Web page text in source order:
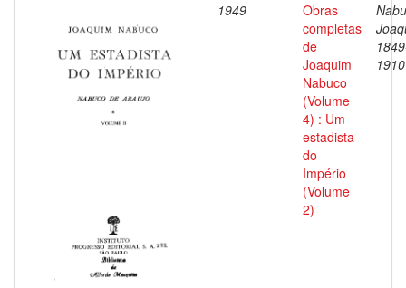
1949
Obras
completas
de
Joaquim
Nabuco
(Volume
4) : Um
estadista
do
Império
(Volume
2)
1910